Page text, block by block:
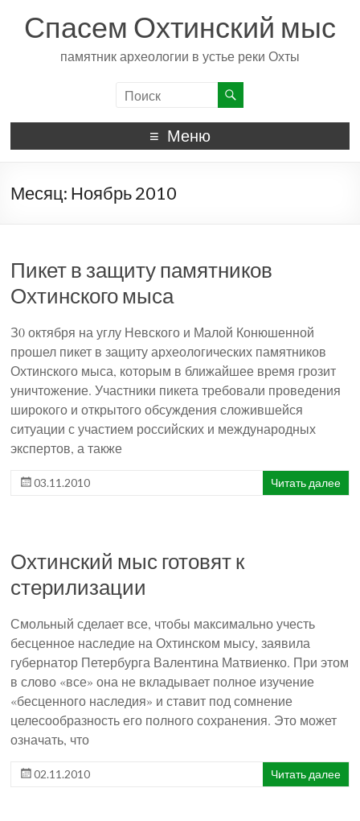
Спасем Охтинский мыс
памятник археологии в устье реки Охты
Меню
Месяц: Ноябрь 2010
Пикет в защиту памятников
Охтинского мыса
З0 октября на углу Невского и Малой Конюшенной
прошел пикет в защиту археологических памятников
Охтинского мыса, которым в ближайшее время грозит
уничтожение. Участники пикета требовали проведения
широкого и открытого обсуждения сложившейся
ситуации с участием российских и международных
экспертов, а также
03.11.2010 Читать далее
Охтинский мыс готовят к
стерилизации
Смольный сделает все, чтобы максимально учесть
бесценное наследие на Охтинском мысу, заявила
губернатор Петербурга Валентина Матвиенко. При этом
в слово «все» она не вкладывает полное изучение
«бесценного наследия» и ставит под сомнение
целесообразность его полного сохранения. Это может
означать, что
02.11.2010 Читать далее